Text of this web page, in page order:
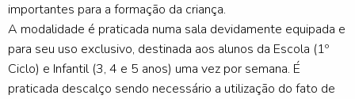
importantes para a formação da criança.
A modalidade é praticada numa sala devidamente equipada e
para seu uso exclusivo, destinada aos alunos da Escola (1º
Ciclo) e Infantil (3, 4 e 5 anos) uma vez por semana. É
praticada descalço sendo necessário a utilização do fato de